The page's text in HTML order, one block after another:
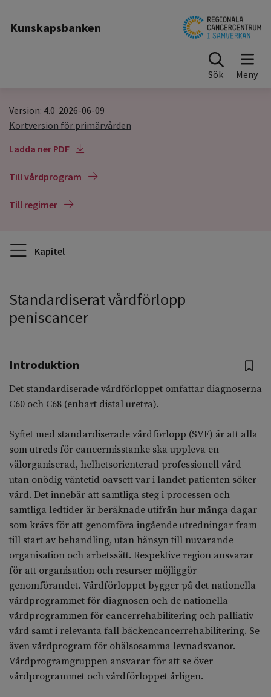
Kunskapsbanken
Sök
Version: 4.0 2026-06-09
Kortversion för primärvården
Ladda ner PDF
Till vårdprogram
Till regimer
Kapitel
Standardiserat vårdförlopp
peniscancer
Introduktion
Det standardiserade vårdförloppet omfattar diagnoserna
C60 och C68 (enbart distal uretra).
Syftet med standardiserade vårdförlopp (SVF) är att alla
som utreds för cancermisstanke ska uppleva en
välorganiserad, helhetsorienterad professionell vård
utan onödig väntetid oavsett var i landet patienten söker
vård. Det innebär att samtliga steg i processen och
samtliga ledtider är beräknade utifrån hur många dagar
som krävs för att genomföra ingående utredningar fram
till start av behandling, utan hänsyn till nuvarande
organisation och arbetssätt. Respektive region ansvarar
för att organisation och resurser möjliggör
genomförandet. Vårdförloppet bygger på det nationella
vårdprogrammet för diagnosen och de nationella
vårdprogrammen för cancerrehabilitering och palliativ
vård samt i relevanta fall bäckencancerrehabilitering. Se
även vårdprogram för ohälsosamma levnadsvanor.
Vårdprogramgruppen ansvarar för att se över
vårdprogrammet och vårdförloppet årligen.